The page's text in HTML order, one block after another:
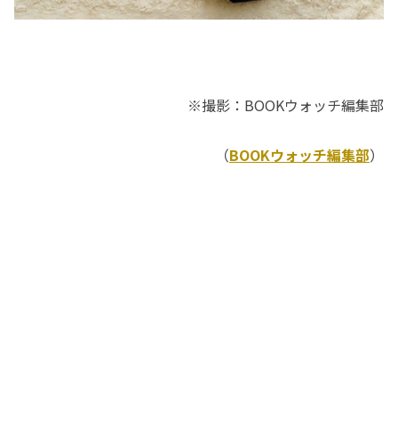
※撮影：BOOKウォッチ編集部
（BOOKウォッチ編集部）